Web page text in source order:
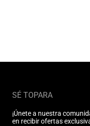
SÉ TOPARA
¡Únete a nuestra
en recibir ofertas